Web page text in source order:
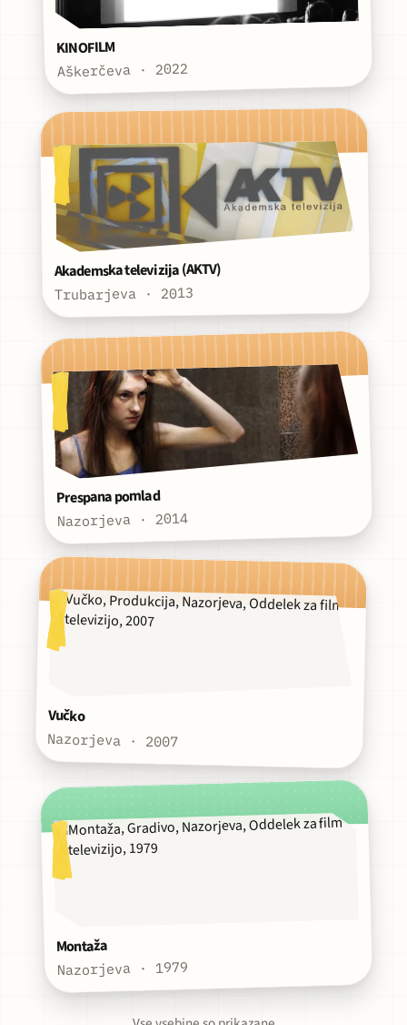
KINOFILM
Aškerčeva · 2022
Akademska televizija (AKTV)
Trubarjeva · 2013
Prespana pomlad
Nazorjeva · 2014
Vučko
Nazorjeva · 2007
Montaža
Nazorjeva · 1979